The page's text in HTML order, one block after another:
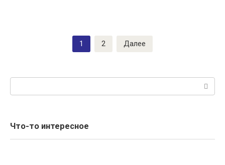
1 2 Далее
Что-то интересное